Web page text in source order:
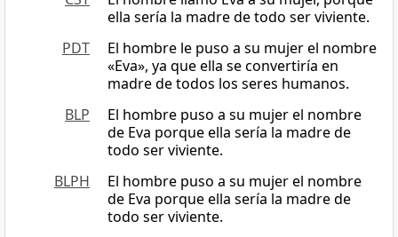
ella sería la madre de todo ser viviente.
PDT
El hombre le puso a su mujer el nombre
«Eva», ya que ella se convertiría en
madre de todos los seres humanos.
BLP
El hombre puso a su mujer el nombre
de Eva porque ella sería la madre de
todo ser viviente.
BLPH
El hombre puso a su mujer el nombre
de Eva porque ella sería la madre de
todo ser viviente.